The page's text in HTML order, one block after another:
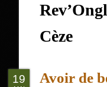
Cèze
Avoir de
19